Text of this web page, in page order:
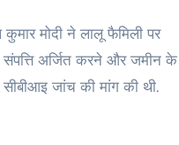
कुमार मोदी ने लालू फैमिली पर
अर्जित करने और जमीन के
जांच की मांग की थी.